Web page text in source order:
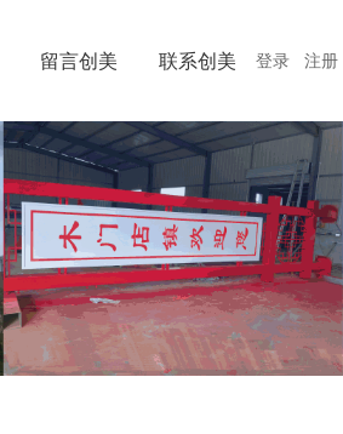
登录 注册
留言创美 联系创美